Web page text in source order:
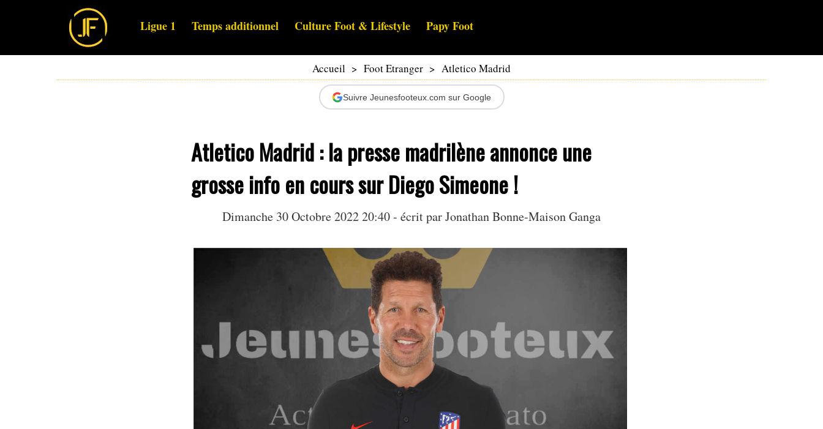
Ligue 1 Temps additionnel Culture Foot & Lifestyle Papy Foot
Accueil > Foot Etranger > Atletico Madrid
Suivre Jeunesfooteux.com sur Google
Atletico Madrid : la presse madrilène annonce une
grosse info en cours sur Diego Simeone !
Dimanche 30 Octobre 2022 20:40 - écrit parJonathan Bonne-Maison Ganga